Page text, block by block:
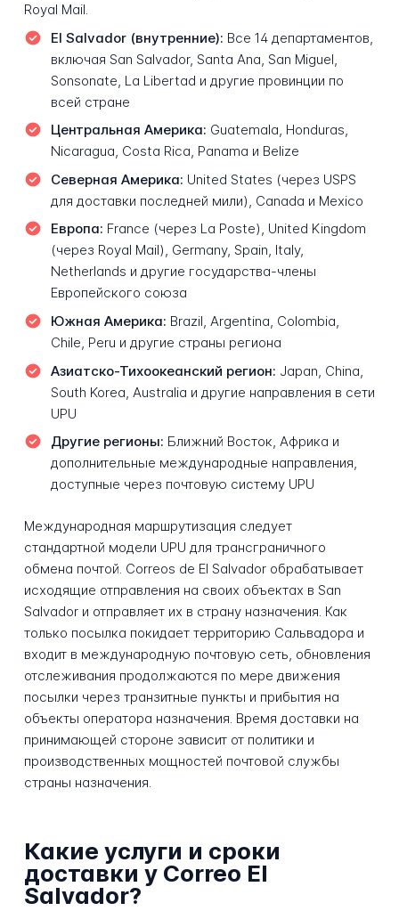
Royal Mail.
El Salvador (внутренние): Все 14 департаментов,
включая San Salvador, Santa Ana, San Miguel,
Sonsonate, La Libertad и другие провинции по
всей стране
Центральная Америка: Guatemala, Honduras,
Nicaragua, Costa Rica, Panama и Belize
Северная Америка: United States (через USPS
для доставки последней мили), Canada и Mexico
Европа: France (через La Poste), United Kingdom
(через Royal Mail), Germany, Spain, Italy,
Netherlands и другие государства-члены
Европейского союза
Южная Америка: Brazil, Argentina, Colombia,
Chile, Peru и другие страны региона
Азиатско-Тихоокеанский регион: Japan, China,
South Korea, Australia и другие направления в сети
UPU
Другие регионы: Ближний Восток, Африка и
дополнительные международные направления,
доступные через почтовую систему UPU
Международная маршрутизация следует
стандартной модели UPU для трансграничного
обмена почтой. Correos de El Salvador обрабатывает
исходящие отправления на своих объектах в San
Salvador и отправляет их в страну назначения. Как
только посылка покидает территорию Сальвадора и
входит в международную почтовую сеть, обновления
отслеживания продолжаются по мере движения
посылки через транзитные пункты и прибытия на
объекты оператора назначения. Время доставки на
принимающей стороне зависит от политики и
производственных мощностей почтовой службы
страны назначения.
Какие услуги и сроки
доставки у Correo El
Salvador?